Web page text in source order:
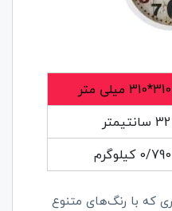
310*310 میلی متر
32 سانتیمتر
0/790 کیلوگرم
که با رنگ‌های متنوع